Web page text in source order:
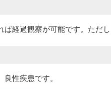
経過観察が可能です。ただ
性疾患です。